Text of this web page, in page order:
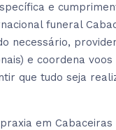
e
funeral
necessário,
e coordena
que tudo seja
em Cabaceiras